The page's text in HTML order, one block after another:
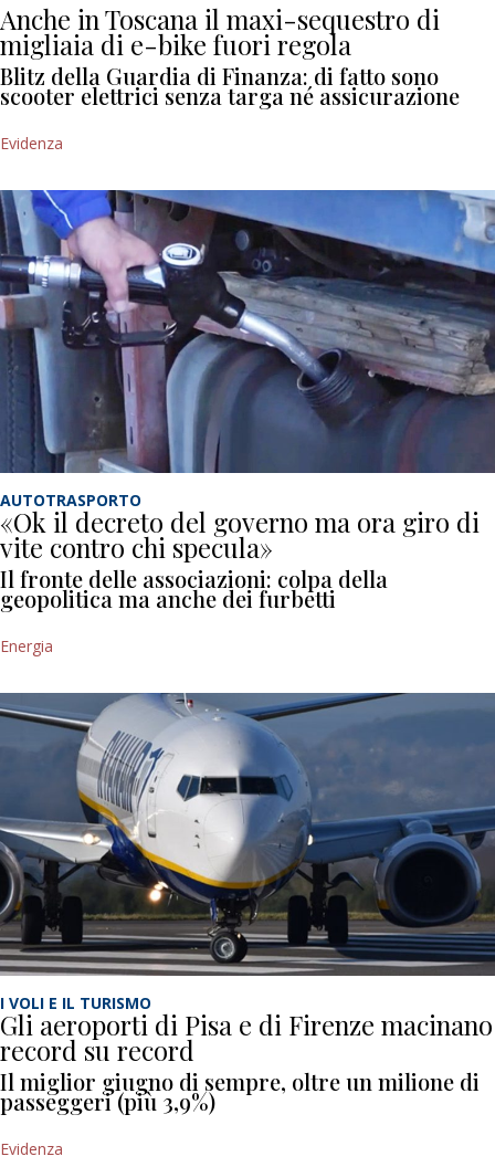
Anche in Toscana il maxi-sequestro di
migliaia di e-bike fuori regola
Blitz della Guardia di Finanza: di fatto sono
scooter elettrici senza targa né assicurazione
Evidenza
AUTOTRASPORTO
«Ok il decreto del governo ma ora giro di
vite contro chi specula»
Il fronte delle associazioni: colpa della
geopolitica ma anche dei furbetti
Energia
I VOLI E IL TURISMO
Gli aeroporti di Pisa e di Firenze macinano
record su record
Il miglior giugno di sempre, oltre un milione di
passeggeri (più 3,9%)
Evidenza